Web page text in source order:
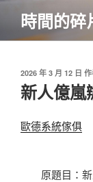
主
時間的碎
發
佈
於
2026 年 3 月 12 日
新人億嵐
歐德系統傢俱
原題目：新